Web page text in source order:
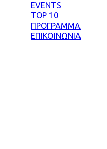
EVENTS
TOP 10
ΠΡΟΓΡΑΜΜΑ
ΕΠΙΚΟΙΝΩΝΙΑ